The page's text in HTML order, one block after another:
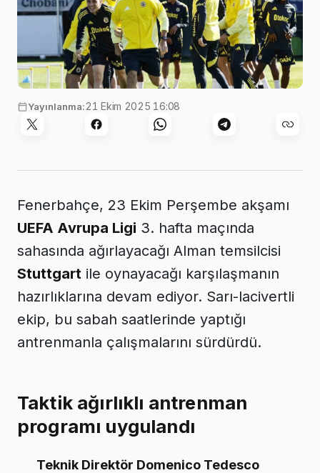
Yayınlanma:21 Ekim 2025 16:08
Fenerbahçe, 23 Ekim Perşembe akşamı
UEFA Avrupa Ligi 3. hafta maçında
sahasında ağırlayacağı Alman temsilcisi
Stuttgart ile oynayacağı karşılaşmanın
hazırlıklarına devam ediyor. Sarı-lacivertli
ekip, bu sabah saatlerinde yaptığı
antrenmanla çalışmalarını sürdürdü.
Taktik ağırlıklı antrenman
programı uygulandı
Teknik Direktör Domenico Tedesco